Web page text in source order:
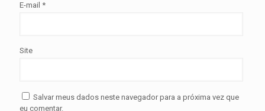
E-mail *
Site
Salvar meus dados neste navegador para a próxima vez que
eu comentar.